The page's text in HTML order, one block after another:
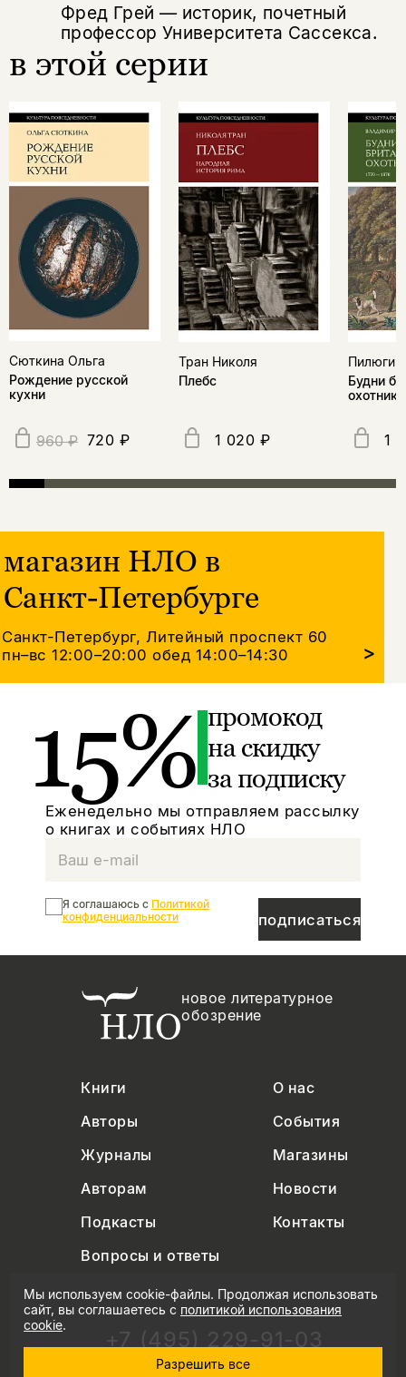
Фред Грей — историк, почетный
профессор Университета Сассекса.
в этой серии
Сюткина Ольга
Рождение русской
кухни
960 ₽ 720 ₽
Тран Николя
Плебс
1 020 ₽
Будни
1
магазин НЛО в
Санкт-Петербурге
Санкт-Петербург, Литейный проспект 60
пн–вс 12:00–20:00обед 14:00–14:30 >
15% промокод
на скидку
за подписку
Еженедельно мы отправляем рассылку
о книгах и событиях НЛО
подписаться
Я соглашаюсь с Политикой
конфиденциальности
новое литературное
обозрение
Книги
О нас
Авторы
События
Журналы
Магазины
Авторам
Новости
Подкасты
Контакты
Вопросы и ответы
+7 (495) 229-91-03
info@nlobooks.ru
Мы используем cookie-файлы. Продолжая использовать
сайт, вы соглашаетесь с политикой использования
cookie.
Разрешить все